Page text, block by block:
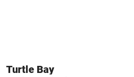
Turtle Bay